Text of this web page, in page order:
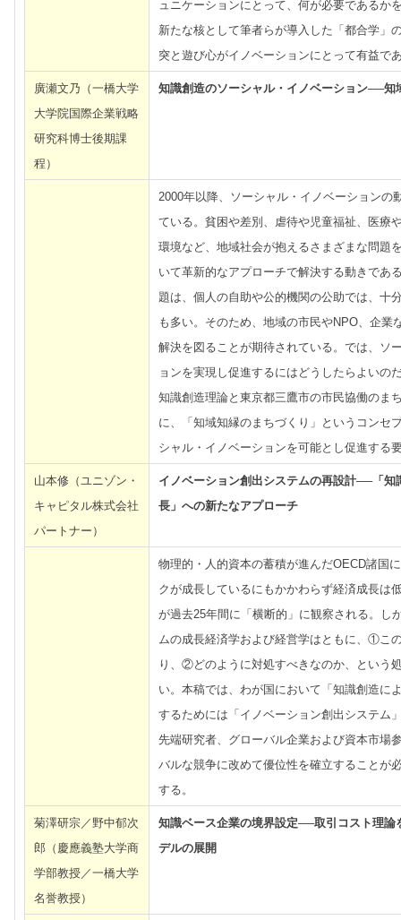
ュニケーションにとって、何が必要であるか
新たな核として筆者らが導入した「都合学」
突と遊び心がイノベーションにとって有益で
廣瀬文乃（一橋大学
大学院国際企業戦略
研究科博士後期課
程）
知識創造のソーシャル・イノベーション──知
2000年以降、ソーシャル・イノベーションの
ている。貧困や差別、虐待や児童福祉、医療
環境など、地域社会が抱えるさまざまな問題
いて革新的なアプローチで解決する動きであ
題は、個人の自助や公的機関の公助では、十
も多い。そのため、地域の市民やNPO、企業
解決を図ることが期待されている。では、ソ
ョンを実現し促進するにはどうしたらよいの
知識創造理論と東京都三鷹市の市民協働のま
に、「知域知縁のまちづくり」というコンセ
シャル・イノベーションを可能とし促進する
山本修（ユニゾン・
キャピタル株式会社
パートナー）
イノベーション創出システムの再設計──「知
長」への新たなアプローチ
物理的・人的資本の蓄積が進んだOECD諸国
クが成長しているにもかかわらず経済成長は
が過去25年間に「横断的」に観察される。し
ムの成長経済学および経営学はともに、①こ
り、②どのように対処すべきなのか、という
い。本稿では、わが国において「知識創造に
するためには「イノベーション創出システム
先端研究者、グローバル企業および資本市場
バルな競争に改めて優位性を確立することが
する。
菊澤研宗／野中郁次
郎（慶應義塾大学商
学部教授／一橋大学
名誉教授）
知識ベース企業の境界設定──取引コスト理論
デルの展開